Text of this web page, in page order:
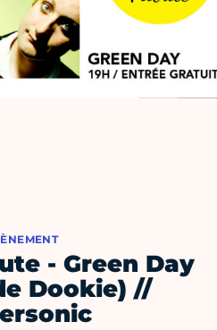
- Green Day
Dookie) //